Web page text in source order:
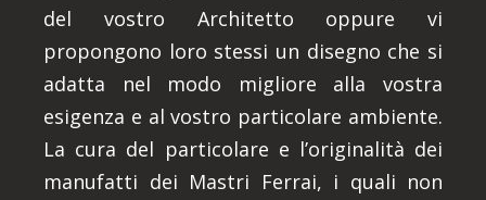
del vostro Architetto oppure vi
propongono loro stessi un disegno che si
adatta nel modo migliore alla vostra
esigenza e al vostro particolare ambiente.
La cura del particolare e l’originalità dei
manufatti dei Mastri Ferrai, i quali non